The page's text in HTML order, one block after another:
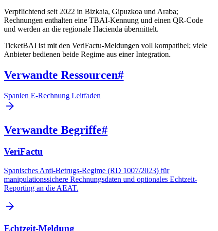
Verpflichtend seit 2022 in Bizkaia, Gipuzkoa und Araba;
Rechnungen enthalten eine TBAI-Kennung und einen QR-Code
und werden an die regionale Hacienda übermittelt.
TicketBAI ist mit den VeriFactu-Meldungen voll kompatibel; viele
Anbieter bedienen beide Regime aus einer Integration.
Verwandte Ressourcen#
Spanien E-Rechnung Leitfaden
Verwandte Begriffe#
VeriFactu
Spanisches Anti-Betrugs-Regime (RD 1007/2023) für
manipulationssichere Rechnungsdaten und optionales Echtzeit-
Reporting an die AEAT.
Echtzeit-Meldung